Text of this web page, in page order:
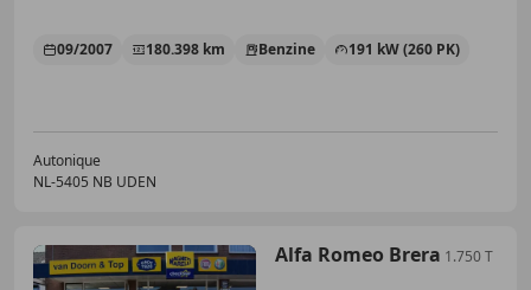
09/2007 180.398 km Benzine 191 kW (260 PK)
Autonique
NL-5405 NB UDEN
Alfa Romeo Brera 1.750 T